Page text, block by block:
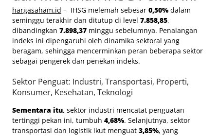
hargasaham.id – IHSG melemah sebesar 0,50% dalam
seminggu terakhir dan ditutup di level 7.858,85,
dibandingkan 7.898,37 minggu sebelumnya. Penalangan
indeks ini dipengaruhi oleh dinamika sektoral yang
beragam, sehingga mencerminkan peran beberapa sektor
sebagai pengerek dan penekan indeks.
Sektor Penguat: Industri, Transportasi, Properti,
Konsumer, Kesehatan, Teknologi
Sementara itu, sektor industri mencatat penguatan
tertinggi pekan ini, tumbuh 4,68%. Selanjutnya, sektor
transportasi dan logistik ikut menguat 3,85%, yang